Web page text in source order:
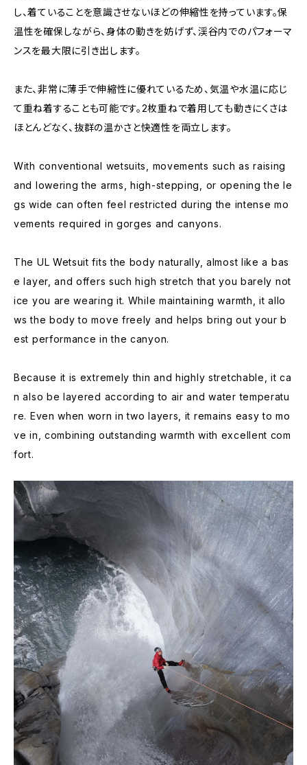
し、着ていることを意識させないほどの伸縮性を持っています。保
温性を確保しながら、身体の動きを妨げず、渓谷内でのパフォーマ
ンスを最大限に引き出します。
また、非常に薄手で伸縮性に優れているため、気温や水温に応じ
て重ね着することも可能です。2枚重ねで着用しても動きにくさは
ほとんどなく、抜群の温かさと快適性を両立します。
With conventional wetsuits, movements such as raising
and lowering the arms, high-stepping, or opening the le
gs wide can often feel restricted during the intense mo
vements required in gorges and canyons.
The UL Wetsuit fits the body naturally, almost like a bas
e layer, and offers such high stretch that you barely not
ice you are wearing it. While maintaining warmth, it allo
ws the body to move freely and helps bring out your b
est performance in the canyon.
Because it is extremely thin and highly stretchable, it ca
n also be layered according to air and water temperatu
re. Even when worn in two layers, it remains easy to mo
ve in, combining outstanding warmth with excellent com
fort.